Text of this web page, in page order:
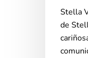
Stella
de